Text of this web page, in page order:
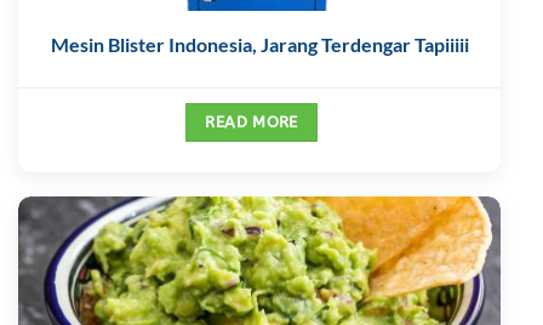
Mesin Blister Indonesia, Jarang Terdengar Tapiiiii
READ MORE